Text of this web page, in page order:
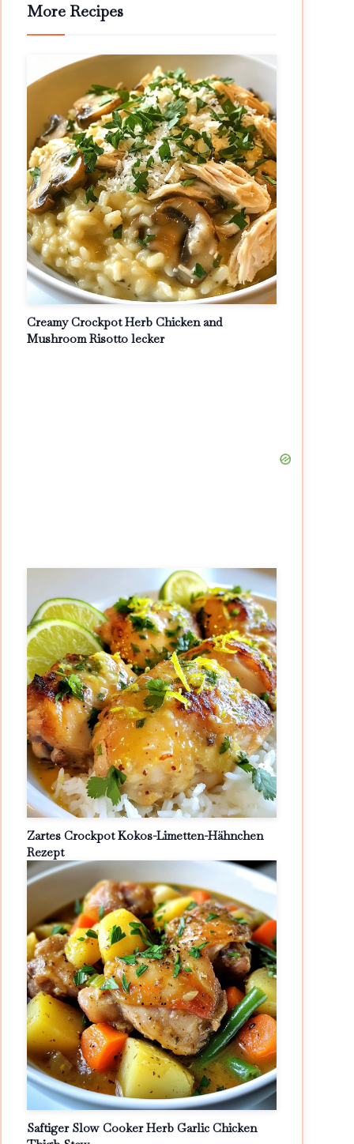
More Recipes
Creamy Crockpot Herb Chicken and
Mushroom Risotto lecker
Zartes Crockpot Kokos-Limetten-Hähnchen
Rezept
Saftiger Slow Cooker Herb Garlic Chicken